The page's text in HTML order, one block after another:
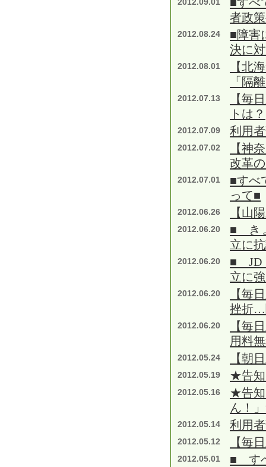
2012.09.01
者政
2012.08.24
■障害
決に
2012.08.01
【北
「隔
2012.07.13
【毎
トは？
2012.07.09 利用
2012.07.02
【神
改革
2012.07.01
■すべ
って■
2012.06.26 【山
2012.06.20
■ き
立に
2012.06.20
■ JD
立に
2012.06.20
【毎
挫折…
2012.06.20
【毎
用料
2012.05.24 【朝
2012.05.19 ★告
2012.05.16
★告
ん！
2012.05.14 利用
2012.05.12 【毎
2012.05.01 ■ す